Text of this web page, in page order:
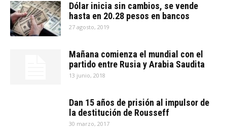
Dólar inicia sin cambios, se vende
hasta en 20.28 pesos en bancos
27 agosto, 2019
Mañana comienza el mundial con el
partido entre Rusia y Arabia Saudita
13 junio, 2018
Dan 15 años de prisión al impulsor de
la destitución de Rousseff
30 marzo, 2017